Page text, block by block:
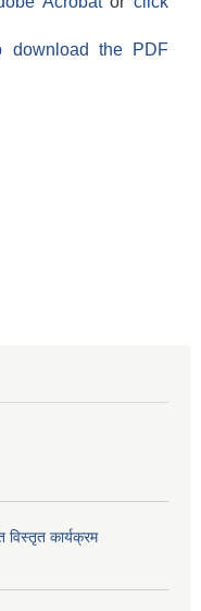
download the PDF
विस्तृत कार्यक्रम